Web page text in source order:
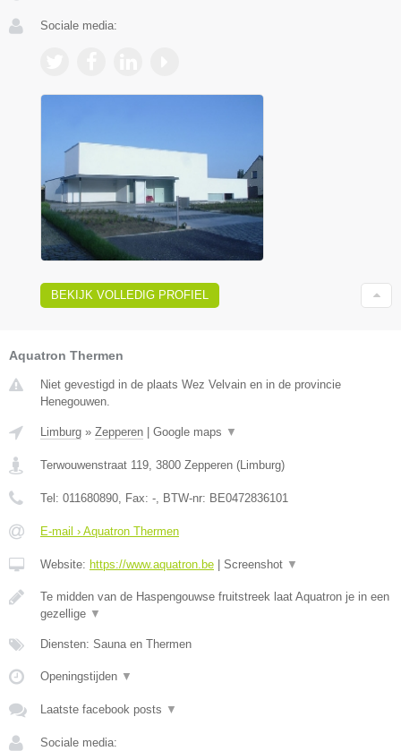
Sociale media:
BEKIJK VOLLEDIG PROFIEL
Aquatron Thermen
Niet gevestigd in de plaats Wez Velvain en in de provincie
Henegouwen.
Limburg » Zepperen Google maps ▼
Terwouwenstraat 119, 3800 Zepperen (Limburg)
Tel: 011680890, Fax: -, BTW-nr: BE0472836101
E-mail › Aquatron Thermen
Website: https://www.aquatron.be Screenshot ▼
Te midden van de Haspengouwse fruitstreek laat Aquatron je in een
gezellige ▼
Diensten: Sauna en Thermen
Openingstijden ▼
Laatste facebook posts ▼
Sociale media: